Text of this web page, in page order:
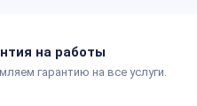
на работы
гарантию на все услуги.